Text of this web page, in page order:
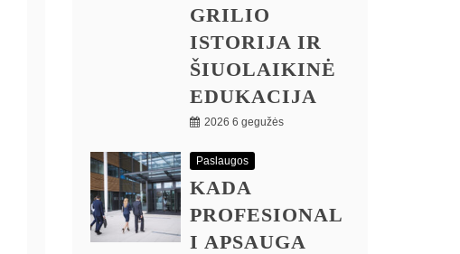
GRILIO
ISTORIJA IR
ŠIUOLAIKINĖ
EDUKACIJA
2026 6 gegužės
Paslaugos
KADA
PROFESIONAL
I APSAUGA